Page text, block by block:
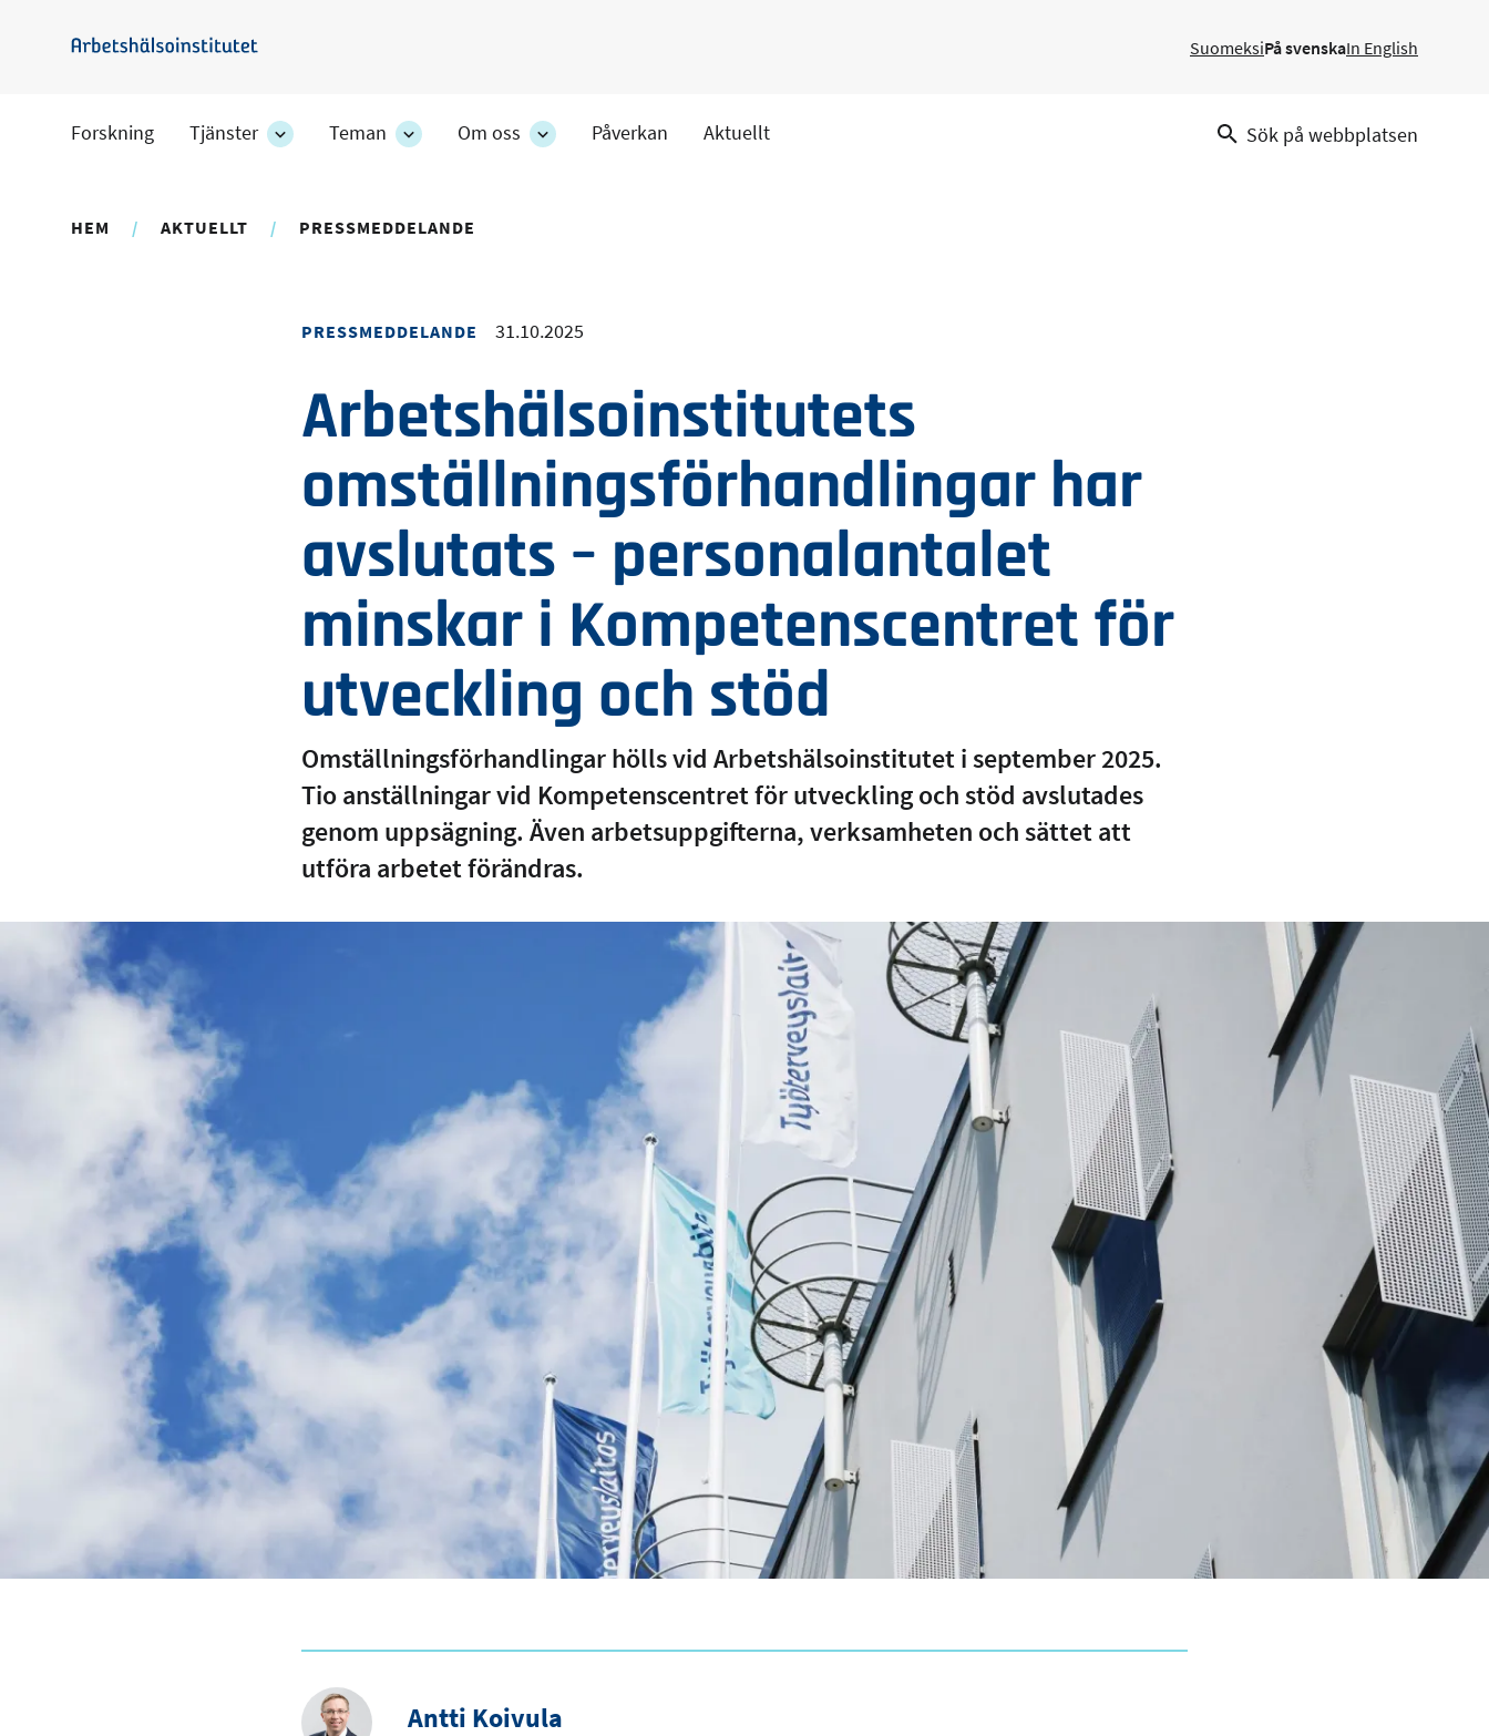
Arbetshälsoinstitutet
SuomeksiPå svenskaIn English
Forskning Tjänster
TjänsterTeman
TemanOm oss
Om
Påverkan Aktuellt Sök på webbplatsen
HEM AKTUELLT PRESSMEDDELANDE
PRESSMEDDELANDE 31.10.2025
Arbetshälsoinstitutets
omställningsförhandlingar har
avslutats – personalantalet
minskar i Kompetenscentret för
utveckling och stöd
Omställningsförhandlingar hölls vid Arbetshälsoinstitutet i september 2025.
Tio anställningar vid Kompetenscentret för utveckling och stöd avslutades
genom uppsägning. Även arbetsuppgifterna, verksamheten och sättet att
utföra arbetet förändras.
Antti Koivula